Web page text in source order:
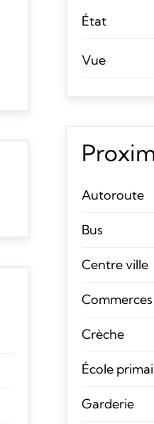
État
Vue
Autoroute
Bus
Centre ville
Commerces
Crèche
École
Garderie